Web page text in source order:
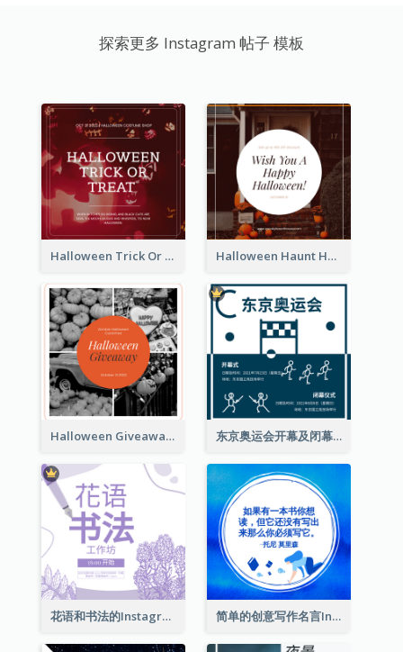
探索更多 Instagram 帖子 模板
Halloween Trick Or Treat Instagram Post Halloween Haunt House Instagram Post
Halloween Giveaway Instagram Post 东京奥运会开幕及闭幕式Instagram帖子
花语和书法的Instagram帖子 简单的创意写作名言Instagram帖子